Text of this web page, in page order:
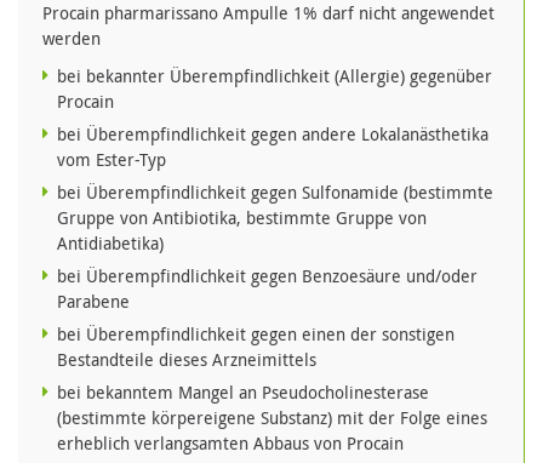
Procain pharmarissano Ampulle 1% darf nicht angewendet
werden
bei bekannter Überempfindlichkeit (Allergie) gegenüber
Procain
bei Überempfindlichkeit gegen andere Lokalanästhetika
vom Ester-Typ
bei Überempfindlichkeit gegen Sulfonamide (bestimmte
Gruppe von Antibiotika, bestimmte Gruppe von
Antidiabetika)
bei Überempfindlichkeit gegen Benzoesäure und/oder
Parabene
bei Überempfindlichkeit gegen einen der sonstigen
Bestandteile dieses Arzneimittels
bei bekanntem Mangel an Pseudocholinesterase
(bestimmte körpereigene Substanz) mit der Folge eines
erheblich verlangsamten Abbaus von Procain